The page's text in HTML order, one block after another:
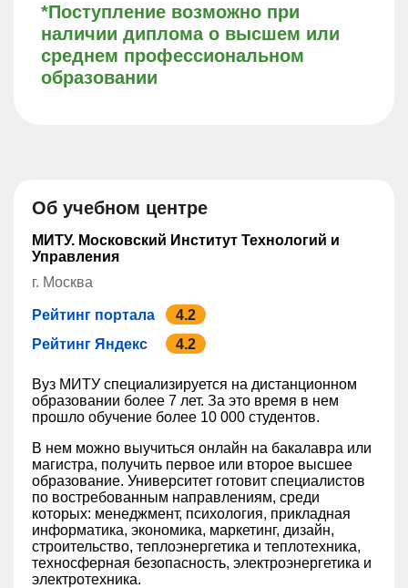
*Поступление возможно при
наличии диплома о высшем или
среднем профессиональном
образовании
Об учебном центре
МИТУ. Московский Институт Технологий и
Управления
г. Москва
Рейтинг портала
4.2
Рейтинг Яндекс
4.2
Вуз МИТУ специализируется на дистанционном
образовании более 7 лет. За это время в нем
прошло обучение более 10 000 студентов.
В нем можно выучиться онлайн на бакалавра или
магистра, получить первое или второе высшее
образование. Университет готовит специалистов
по востребованным направлениям, среди
которых: менеджмент, психология, прикладная
информатика, экономика, маркетинг, дизайн,
строительство, теплоэнергетика и теплотехника,
техносферная безопасность, электроэнергетика и
электротехника.